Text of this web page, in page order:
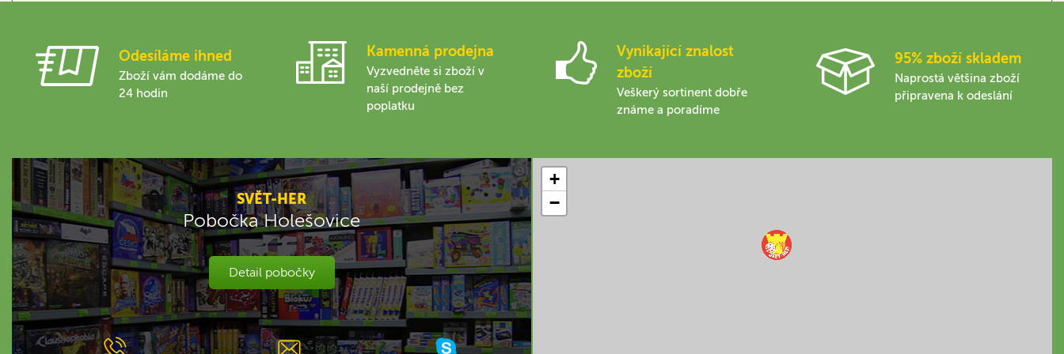
Odesíláme ihned
Zboží vám dodáme do
24 hodin
Kamenná prodejna
Vyzvedněte si zboží v
naší prodejně bez
poplatku
Vynikající znalost
zboží
Veškerý sortinent dobře
známe a poradíme
95% zboží skladem
Naprostá většina zboží
připravena k odeslání
SVĚT-HER
Pobočka Holešovice
Detail pobočky
+
−